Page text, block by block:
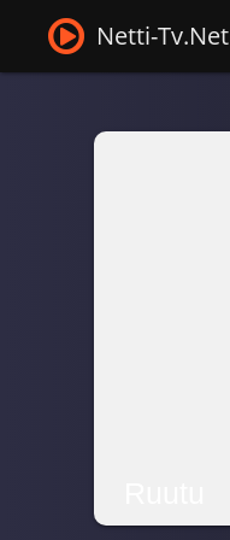
Netti-Tv.Net